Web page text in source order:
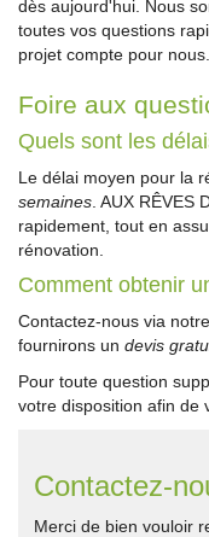
dès aujourd'hui. Nous
toutes vos questions
projet compte pour nous.
Foire aux
Quels sont les
Le délai moyen pour la
semaines . AUX
rapidement, tout en
rénovation.
Comment obtenir
Contactez-nous via
fournirons un devis
Pour toute question
votre disposition afin de
Contactez-
Merci de bien vouloir